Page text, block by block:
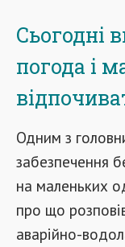
Сьогодні
погода і
Одним з
забезпечення
на маленьких
про що
аварійно-